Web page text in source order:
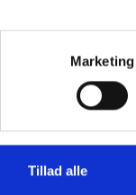
Marketing
Tillad alle
er